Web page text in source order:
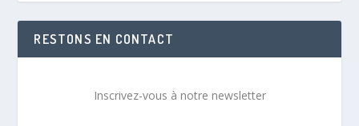
RESTONS EN CONTACT
Inscrivez-vous à notre newsletter